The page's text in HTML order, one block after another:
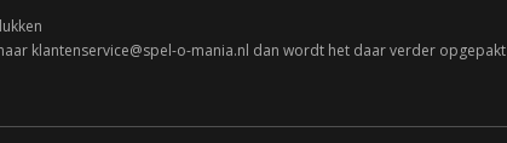
klantenservice@spel-o-mania.nl dan wordt het daar verder opgepakt